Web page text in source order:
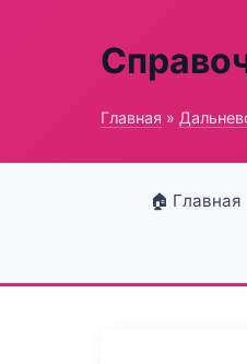
Главная »
🏠 Главная